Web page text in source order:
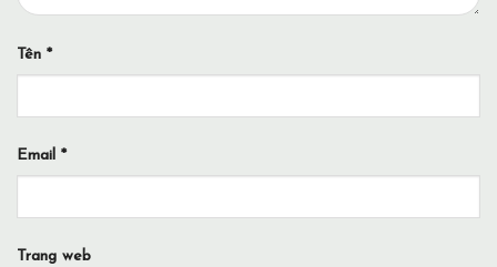
Tên *
Email *
Trang web